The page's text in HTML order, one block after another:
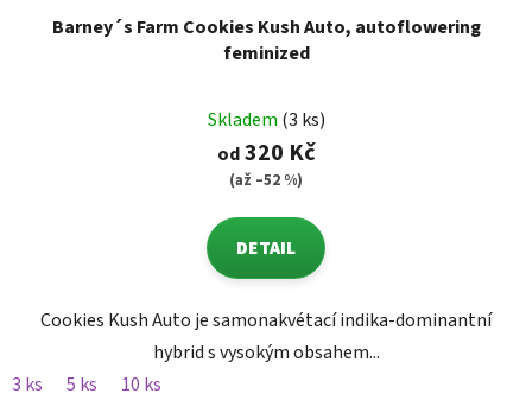
Barney´s Farm Cookies Kush Auto, autoflowering
feminized
Skladem (3 ks)
od320 Kč
(až –52 %)
DETAIL
Cookies Kush Auto je samonakvétací indika-dominantní
hybrid s vysokým obsahem...
3 ks
5 ks 10 ks